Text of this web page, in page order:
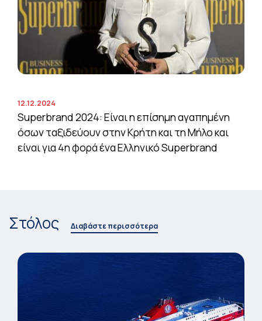
12.12.2024
Superbrand 2024: Είναι η επίσημη αγαπημένη
όσων ταξιδεύουν στην Κρήτη και τη Μήλο και
είναι για 4η φορά ένα Ελληνικό Superbrand
Στόλος Διαβάστε περισσότερα